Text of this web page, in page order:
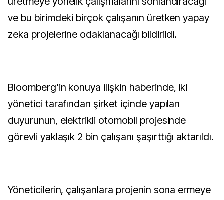
ve bu birimdeki birçok çalışanın üretken yapay
zeka projelerine odaklanacağı bildirildi.
Bloomberg'in konuya ilişkin haberinde, iki
yönetici tarafından şirket içinde yapılan
duyurunun, elektrikli otomobil projesinde
görevli yaklaşık 2 bin çalışanı şaşırttığı aktarıldı.
Yöneticilerin, çalışanlara projenin sona ermeye